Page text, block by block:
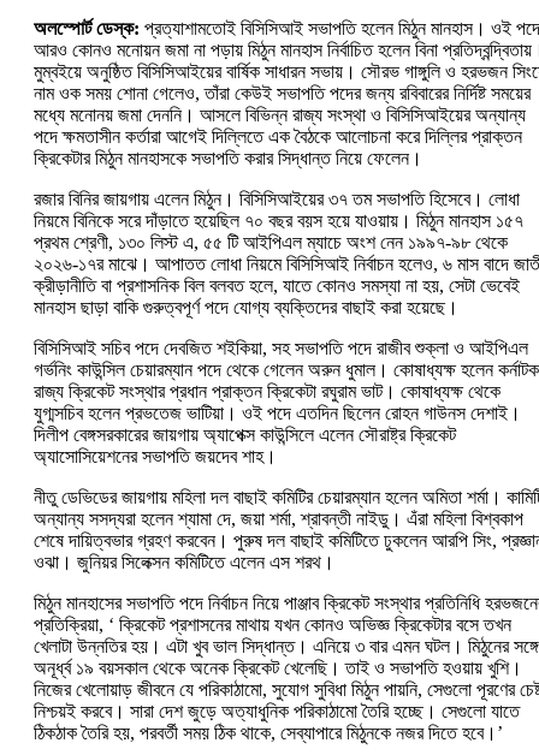
অলস্পোর্ট ডেস্ক:‌ প্রত্যাশামতোই বিসিসিআই সভাপতি হলেন মিঠুন মানহাস। ওই পদে
আরও কোনও মনোয়ন জমা না পড়ায় মিঠুন মানহাস নির্বাচিত হলেন বিনা
মুম্বইয়ে অনুষ্ঠিত বিসিসিআইয়ের বার্ষিক সাধারন সভায়। সৌরভ গাঙ্গুলি ও হরভজন
নাম ওক সময় শোনা গেলেও, তাঁরা কেউই সভাপতি পদের জন্য রবিবারের নির্দিষ্ট সময়ের
মধ্যে মনোনয় জমা দেননি। আসলে বিভিন্ন রাজ্য সংস্থা ও বিসিসিআইয়ের অন্যান্য
পদে ক্ষমতাসীন কর্তারা আগেই দিল্লিতে এক বৈঠকে আলোচনা করে দিল্লির প্রাক্তন
ক্রিকেটার মিঠুন মানহাসকে সভাপতি করার সিদ্ধান্ত নিয়ে ফেলেন।
রজার বিনির জায়গায় এলেন মিঠুন। বিসিসিআইয়ের ৩৭ তম সভাপতি হিসেবে। লোধা
নিয়মে বিনিকে সরে দাঁড়াতে হয়েছিল ৭০ বছর বয়স হয়ে যাওয়ায়। মিঠুন মানহাস ১৫৭
প্রথম শ্রেণী, ১৩০ লিস্ট এ, ৫৫ টি আইপিএল ম্যাচে অংশ নেন ১৯৯৭-‌৯৮ থেকে
২০২৬-‌১৭র মাঝে। আপাতত লোধা নিয়মে বিসিসিআই নির্বাচন হলেও, ৬ মাস বাদে
ক্রীড়ানীতি বা প্রশাসনিক বিল বলবত হলে, যাতে কোনও সমস্যা না হয়, সেটা ভেবেই
মানহাস ছাড়া বাকি গুরুত্বপূর্ণ পদে যোগ্য ব্যক্তিদের বাছাই করা হয়েছে।
বিসিসিআই সচিব পদে দেবজিত শইকিয়া, সহ সভাপতি পদে রাজীব শুক্লা ও আইপিএল
গর্ভনিং কাউন্সিল চেয়ারম্যান পদে থেকে গেলেন অরুন ধুমাল। কোষাধ্যক্ষ হলেন কর্নাটক
রাজ্য ক্রিকেট সংস্থার প্রধান প্রাক্তন ক্রিকেটা রঘুরাম ভাট। কোষাধ্যক্ষ থেকে
যুগ্মসচিব হলেন প্রভতেজ ভাটিয়া। ওই পদে এতদিন ছিলেন রোহন গাউনস দেশাই।
দিলীপ বেঙ্গসরকারের জায়গায় অ্যাপেক্স কাউন্সিলে এলেন সৌরাষ্ট্র ক্রিকেট
অ্যাসোসিয়েশনের সভাপতি জয়দেব শাহ।
নীতু ডেভিডের জায়গায় মহিলা দল বাছাই কমিটির চেয়ারম্যান হলেন অমিতা শর্মা।
অন্যান্য সসদ্যরা হলেন শ্যামা দে, জয়া শর্মা, শ্রাবন্তী নাইডু। এঁরা মহিলা বিশ্বকাপ
শেষে দায়িত্বভার গ্রহণ করবেন। পুরুষ দল বাছাই কমিটিতে ঢুকলেন আরপি সিং,
ওঝা। জুনিয়র সিলেক্সন কমিটিতে এলেন এস শরথ।
মিঠুন মানহাসের সভাপতি পদে নির্বাচন নিয়ে পাঞ্জাব ক্রিকেট সংস্থার প্রতিনিধি
প্রতিক্রিয়া, ‘‌ ক্রিকেট প্রশাসনের মাথায় যখন কোনও অভিজ্ঞ ক্রিকেটার বসে তখন
খেলাটা উন্নতির হয়। এটা খুব ভাল সিদ্ধান্ত। এনিয়ে ৩ বার এমন ঘটল। মিঠুনের সঙ্গে
অনূর্ধ্ব ১৯ বয়সকাল থেকে অনেক ক্রিকেট খেলেছি। তাই ও সভাপতি হওয়ায় খুশি।
নিজের খেলোয়াড় জীবনে যে পরিকাঠামো, সুযোগ সুবিধা মিঠুন পায়নি, সেগুলো পূরণের
নিশ্চয়ই করবে। সারা দেশ জুড়ে অত্যাধুনিক পরিকাঠামো তৈরি হচ্ছে। সেগুলো যাতে
ঠিকঠাক তৈরি হয়, পরবর্তী সময় ঠিক থাকে, সেব্যাপারে মিঠুনকে নজর দিতে হবে।’‌